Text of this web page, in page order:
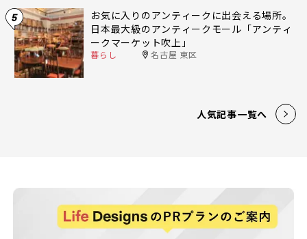
5
お気に入りのアンティークに出会える場所。
日本最大級のアンティークモール「アンティ
ークマーケット吹上」
暮らし 名古屋 東区
人気記事一覧へ